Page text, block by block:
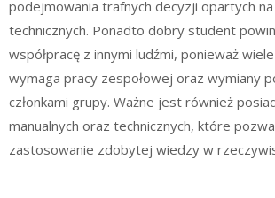
podejmowania trafnych decyzji opartych na
technicznych. Ponadto dobry student
współpracę z innymi ludźmi, ponieważ
wymaga pracy zespołowej oraz wymiany
członkami grupy. Ważne jest również
manualnych oraz technicznych, które
zastosowanie zdobytej wiedzy w